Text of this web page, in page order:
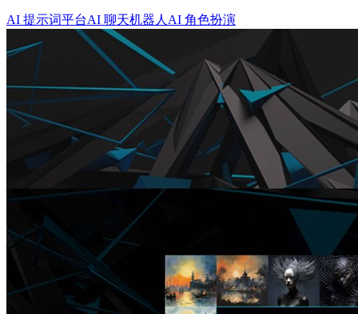
AI 提示词平台AI 聊天机器人AI 角色扮演